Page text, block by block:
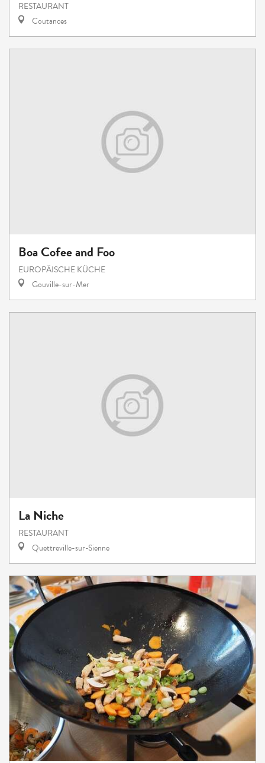
RESTAURANT
Coutances
Boa Cofee and Foo
EUROPÄISCHE KÜCHE
Gouville-sur-Mer
La Niche
RESTAURANT
Quettreville-sur-Sienne